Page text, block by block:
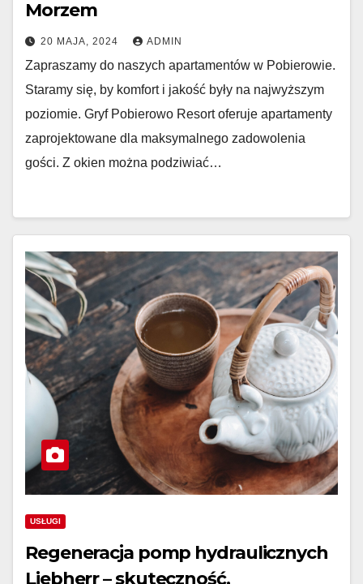
Morzem
20 MAJA, 2024 ADMIN
Zapraszamy do naszych apartamentów w Pobierowie.
Staramy się, by komfort i jakość były na najwyższym
poziomie. Gryf Pobierowo Resort oferuje apartamenty
zaprojektowane dla maksymalnego zadowolenia
gości. Z okien można podziwiać…
USŁUGI
Regeneracja pomp hydraulicznych
Liebherr – skuteczność,